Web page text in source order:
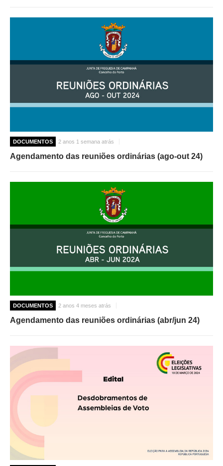
DOCUMENTOS 2 anos 1 semana atrás
Agendamento das reuniões ordinárias (ago-out 24)
DOCUMENTOS 2 anos 4 meses atrás
Agendamento das reuniões ordinárias (abr/jun 24)